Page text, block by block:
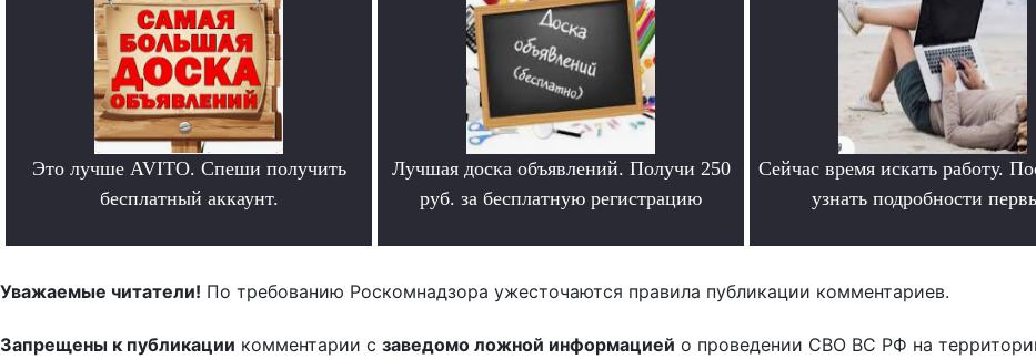
Это лучше AVITO. Спеши получить
бесплатный аккаунт.
Лучшая доска объявлений. Получи 250
руб. за бесплатную регистрацию
Сейчас время искать работу.
узнать подробности
Уважаемые читатели! По требованию Роскомнадзора ужесточаются правила публикации комментариев.
Запрещены к публикации комментарии с заведомо ложной информацией о проведении СВО ВС РФ на